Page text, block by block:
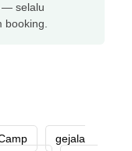
— selalu
gejala